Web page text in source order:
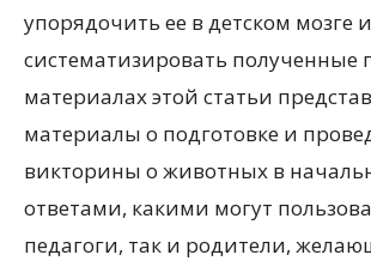
упорядочить ее в детском мозге и
систематизировать полученные
материалах этой статьи
материалы о подготовке и
викторины о животных в
ответами, какими могут
педагоги, так и родители,